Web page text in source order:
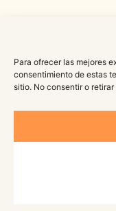
Para ofrecer las mejores
consentimiento de estas
sitio. No consentir o